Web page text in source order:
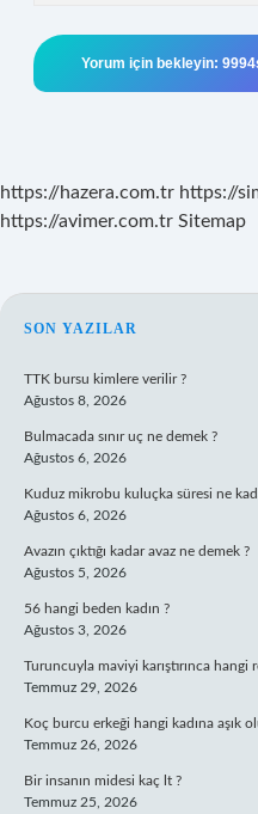
https://hazera.com.tr https://
https://avimer.com.tr Sitemap
SIDEBAR
SON YAZILAR
TTK bursu kimlere verilir ?
Ağustos 8, 2026
Bulmacada sınır uç ne demek ?
Ağustos 6, 2026
Kuduz mikrobu kuluçka süresi ne
Ağustos 6, 2026
Avazın çıktığı kadar avaz ne demek ?
Ağustos 5, 2026
56 hangi beden kadın ?
Ağustos 3, 2026
Turuncuyla maviyi karıştırınca hangi
Temmuz 29, 2026
Koç burcu erkeği hangi kadına aşık
Temmuz 26, 2026
Bir insanın midesi kaç lt ?
Temmuz 25, 2026